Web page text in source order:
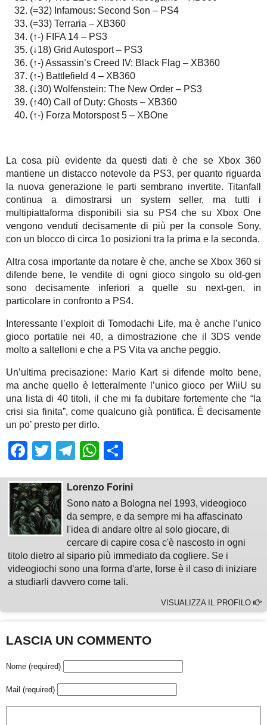
(=32) Infamous: Second Son – PS4
(=33) Terraria – XB360
(↑-) FIFA 14 – PS3
(↓18) Grid Autosport – PS3
(↑-) Assassin’s Creed IV: Black Flag – XB360
(↑-) Battlefield 4 – XB360
(↓30) Wolfenstein: The New Order – PS3
(↑40) Call of Duty: Ghosts – XB360
(↑-) Forza Motorspost 5 – XBOne
La cosa più evidente da questi dati è che se Xbox 360
mantiene un distacco notevole da PS3, per quanto riguarda
la nuova generazione le parti sembrano invertite. Titanfall
continua a dimostrarsi un system seller, ma tutti i
multipiattaforma disponibili sia su PS4 che su Xbox One
vengono venduti decisamente di più per la console Sony,
con un blocco di circa 1o posizioni tra la prima e la seconda.
Altra cosa importante da notare è che, anche se Xbox 360 si
difende bene, le vendite di ogni gioco singolo su old-gen
sono decisamente inferiori a quelle su next-gen, in
particolare in confronto a PS4.
Interessante l’exploit di Tomodachi Life, ma è anche l’unico
gioco portatile nei 40, a dimostrazione che il 3DS vende
molto a saltelloni e che a PS Vita va anche peggio.
Un’ultima precisazione: Mario Kart si difende molto bene,
ma anche quello è letteralmente l’unico gioco per WiiU su
una lista di 40 titoli, il che mi fa dubitare fortemente che “la
crisi sia finita”, come qualcuno già pontifica. È decisamente
un po’ presto per dirlo.
Facebook
TwitterTelegram
WhatsApp
Lorenzo Forini
Sono nato a Bologna nel 1993, videogioco
da sempre, e da sempre mi ha affascinato
l'idea di andare oltre al solo giocare, di
cercare di capire cosa c'è nascosto in ogni
titolo dietro al sipario più immediato da cogliere. Se i
videogiochi sono una forma d'arte, forse è il caso di iniziare
a studiarli davvero come tali.
VISUALIZZA IL PROFILO
LASCIA UN COMMENTO
Nome (required)
Mail (required)